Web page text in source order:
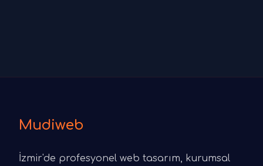
Mudiweb
İzmir'de profesyonel web tasarım, kurumsal